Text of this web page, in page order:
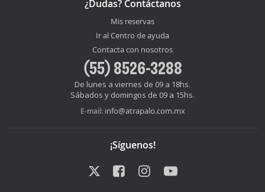
¿Dudas? Contáctanos
Mis reservas
Ir al Centro de ayuda
Contacta con nosotros
(55) 8526-3288
De lunes a viernes de 09 a 18hs.
Sábados y domingos de 09 a 15hs.
E-mail: info@atrapalo.com.mx
¡Síguenos!